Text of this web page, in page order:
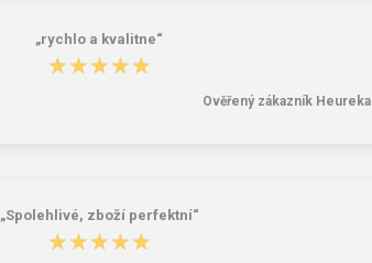
„rychlo a kvalitne“
★★★★★
★★★★★
Ověřený zákazník Heureka
„Spolehlivé, zboží perfektní“
★★★★★
★★★★★